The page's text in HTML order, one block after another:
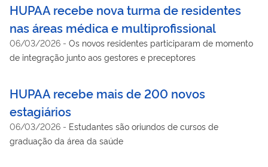
HUPAA recebe nova turma de residentes
nas áreas médica e multiprofissional
06/03/2026 - Os novos residentes participaram de momento
de integração junto aos gestores e preceptores
HUPAA recebe mais de 200 novos
estagiários
06/03/2026 - Estudantes são oriundos de cursos de
graduação da área da saúde